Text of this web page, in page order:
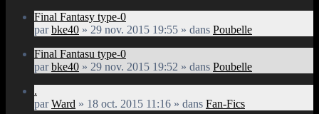
Final Fantasy type-0
parbke40 » 29 nov. 2015 19:55 » dans Poubelle
Final Fantasu type-0
parbke40 » 29 nov. 2015 19:52 » dans Poubelle
.
parWard » 18 oct. 2015 11:16 » dans Fan-Fics